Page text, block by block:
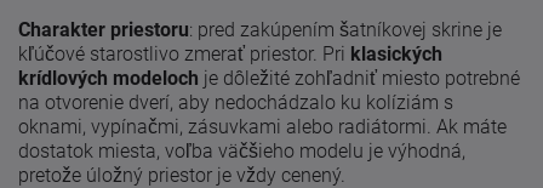
Charakter priestoru: pred zakúpením šatníkovej skrine je
kľúčové starostlivo zmerať priestor. Pri klasických
krídlových modeloch je dôležité zohľadniť miesto potrebné
na otvorenie dverí, aby nedochádzalo ku kolíziám s
oknami, vypínačmi, zásuvkami alebo radiátormi. Ak máte
dostatok miesta, voľba väčšieho modelu je výhodná,
pretože úložný priestor je vždy cenený.